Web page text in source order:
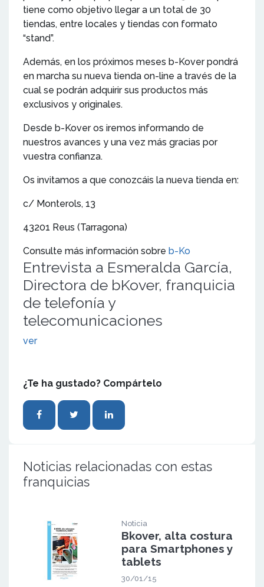
tiene como objetivo llegar a un total de 30
tiendas, entre locales y tiendas con formato
“stand”.
Además, en los próximos meses b-Kover pondrá
en marcha su nueva tienda on-line a través de la
cual se podrán adquirir sus productos más
exclusivos y originales.
Desde b-Kover os iremos informando de
nuestros avances y una vez más gracias por
vuestra confianza.
Os invitamos a que conozcáis la nueva tienda en:
c/ Monterols, 13
43201 Reus (Tarragona)
Consulte más información sobre b-Ko
Entrevista a Esmeralda García,
Directora de bKover, franquicia
de telefonía y
telecomunicaciones
ver
¿Te ha gustado? Compártelo
Noticias relacionadas con estas
franquicias
Noticia
Bkover, alta costura
para Smartphones y
tablets
30/01/15